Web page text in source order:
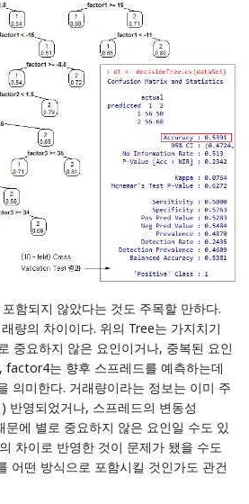
함되지 않았다는 것도 주목할 만하다.
량의 차이이다. 위의 Tree는 가지치기
중요하지 않은 요인이거나, 중복된 요인
factor4는 향후 스프레드를 예측하는데
의미한다. 거래량이라는 정보는 이미 주
반영되었거나, 스프레드의 변동성
에 별로 중요하지 않은 요인일 수도 있
차이로 반영한 것이 문제가 됐을 수도
어떤 방식으로 포함시킬 것인가도 관건